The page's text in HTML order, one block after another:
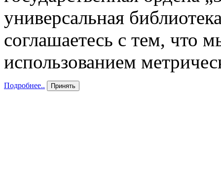
универсальная
соглашаетесь с тем, что
использованием
Подробнее.. Принять